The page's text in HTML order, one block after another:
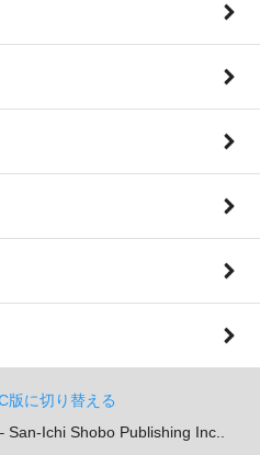
版に切り替える
Ichi Shobo Publishing Inc..